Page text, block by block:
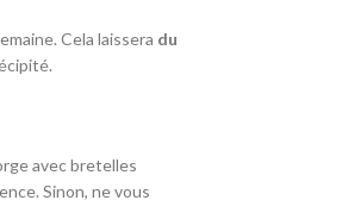
Cela laissera du
avec bretelles
Sinon, ne vous